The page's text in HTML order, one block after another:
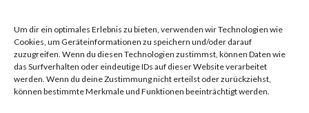
Um dir ein optimales Erlebnis zu bieten, verwenden wir Technologien wie
Cookies, um Geräteinformationen zu speichern und/oder darauf
zuzugreifen. Wenn du diesen Technologien zustimmst, können Daten wie
das Surfverhalten oder eindeutige IDs auf dieser Website verarbeitet
werden. Wenn du deine Zustimmung nicht erteilst oder zurückziehst,
können bestimmte Merkmale und Funktionen beeinträchtigt werden.